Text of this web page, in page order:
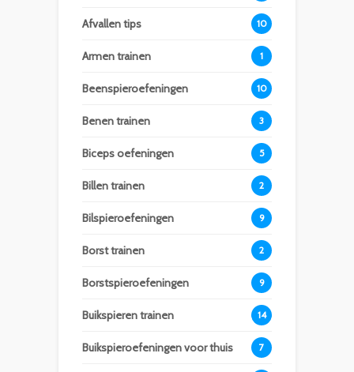
Afvallen tips 10
Armen trainen 1
Beenspieroefeningen 10
Benen trainen 3
Biceps oefeningen 5
Billen trainen 2
Bilspieroefeningen 9
Borst trainen 2
Borstspieroefeningen 9
Buikspieren trainen 14
Buikspieroefeningen voor thuis 7